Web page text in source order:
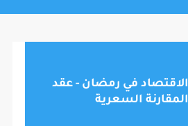
الاقتصاد في رمضان - عقد
المقارنة السعرية